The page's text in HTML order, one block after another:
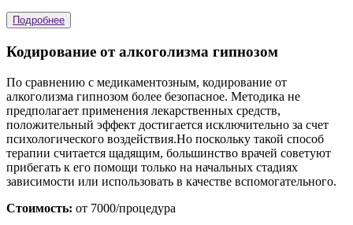
Подробнее
Кодирование от алкоголизма гипнозом
По сравнению с медикаментозным, кодирование от
алкоголизма гипнозом более безопасное. Методика не
предполагает применения лекарственных средств,
положительный эффект достигается исключительно за счет
психологического воздействия.Но поскольку такой способ
терапии считается щадящим, большинство врачей советуют
прибегать к его помощи только на начальных стадиях
зависимости или использовать в качестве вспомогательного.
Стоимость: от 7000/процедура